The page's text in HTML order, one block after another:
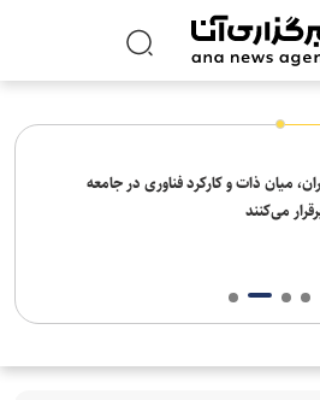
میان ذات و کارکرد فناوری در جامعه
می‌کنند